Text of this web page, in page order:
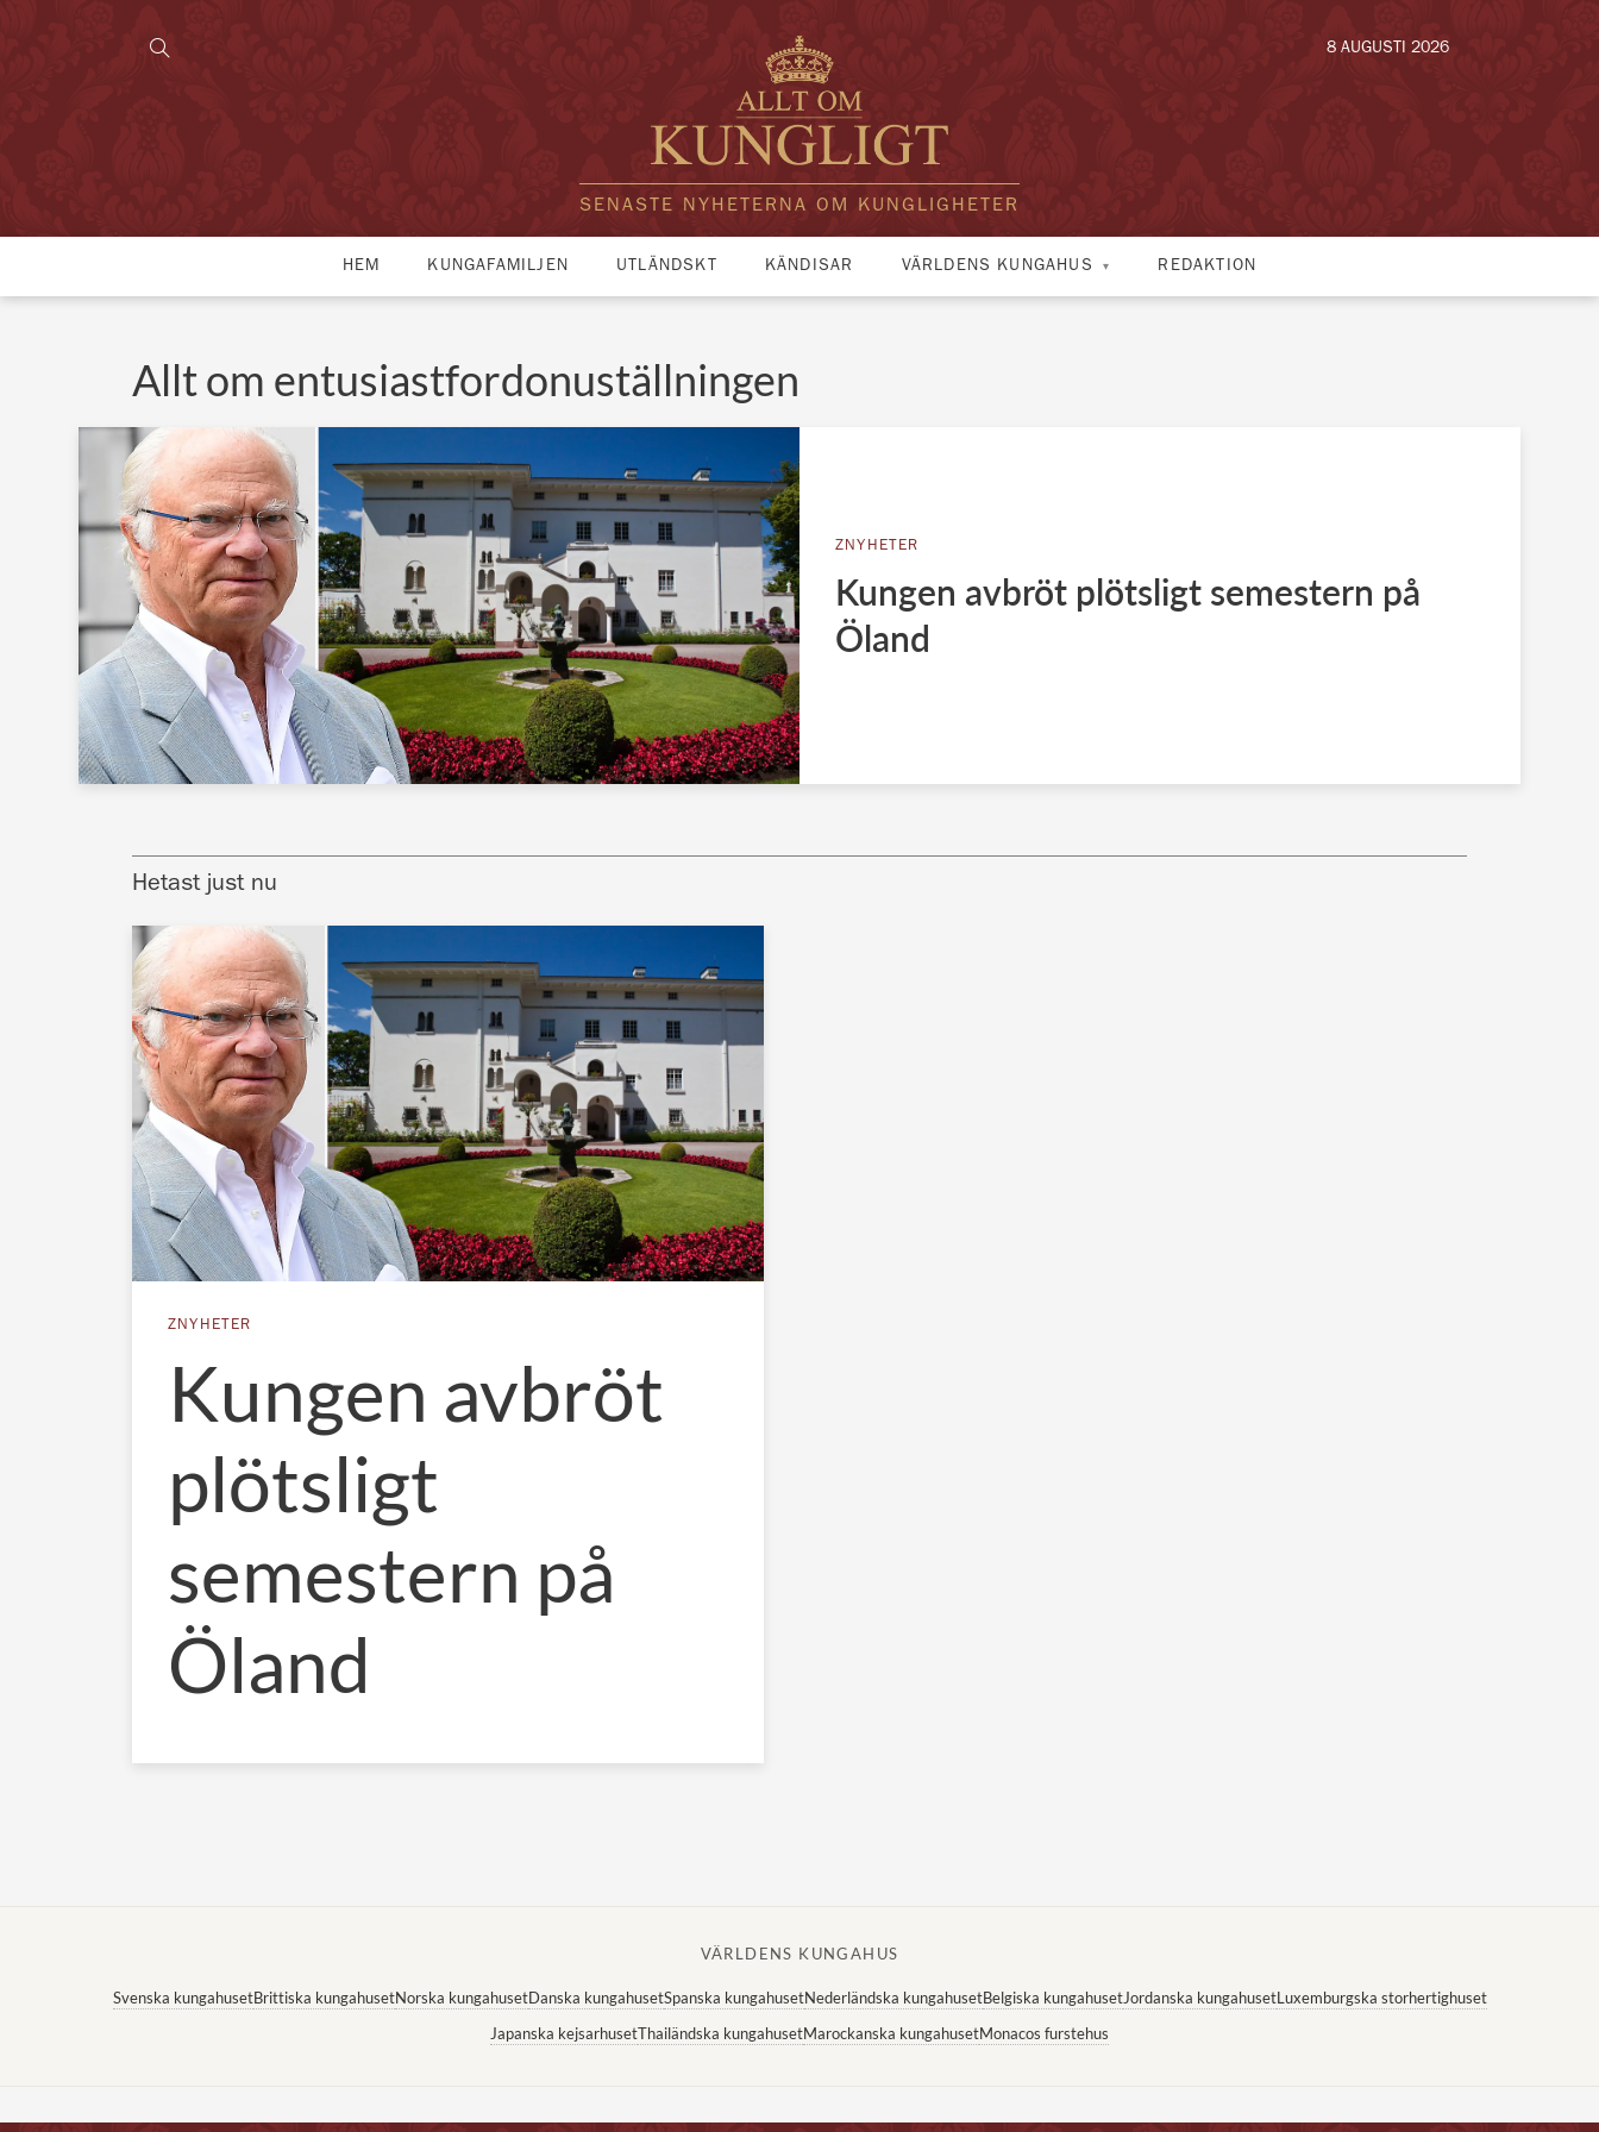
SENASTE NYHETERNA OM KUNGLIGHETER
8 AUGUSTI 2026
HEM KUNGAFAMILJEN UTLÄNDSKT KÄNDISAR VÄRLDENS KUNGAHUS REDAKTION
Allt om entusiastfordonuställningen
ZNYHETER
Kungen avbröt plötsligt semestern på
Öland
Hetast just nu
ZNYHETER
Kungen avbröt
plötsligt
semestern på
Öland
VÄRLDENS KUNGAHUS
Svenska kungahusetBrittiska kungahusetNorska kungahusetDanska kungahusetSpanska kungahusetNederländska kungahusetBelgiska kungahusetJordanska kungahusetLuxemburgska storhertighuset
Japanska kejsarhusetThailändska kungahusetMarockanska kungahusetMonacos furstehus